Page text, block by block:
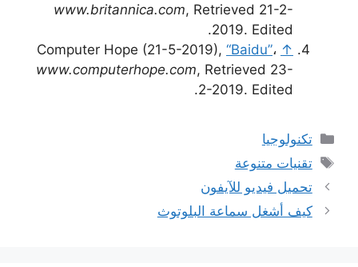
www.britannica.com, Retrieved 21-2-
2019. Edited.
↑
Computer Hope (21-5-2019), “Baidu”،
www.computerhope.com, Retrieved 23-
2-2019. Edited.
التصنيفات
تكنولوجيا
الوسوم
تقنيات متنوعة
تحميل فيديو للآيفون
كيف أشغل سماعة البلوتوث